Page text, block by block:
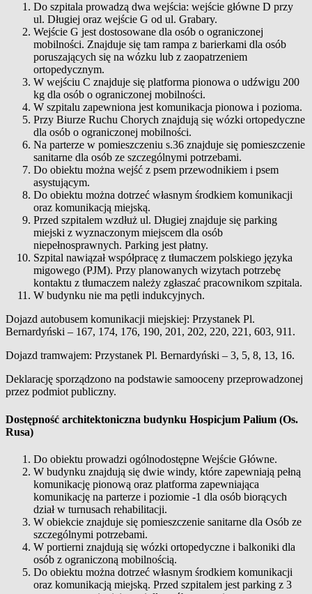
Do szpitala prowadzą dwa wejścia: wejście główne D przy
ul. Długiej oraz wejście G od ul. Grabary.
Wejście G jest dostosowane dla osób o ograniczonej
mobilności. Znajduje się tam rampa z barierkami dla osób
poruszających się na wózku lub z zaopatrzeniem
ortopedycznym.
W wejściu C znajduje się platforma pionowa o udźwigu 200
kg dla osób o ograniczonej mobilności.
W szpitalu zapewniona jest komunikacja pionowa i pozioma.
Przy Biurze Ruchu Chorych znajdują się wózki ortopedyczne
dla osób o ograniczonej mobilności.
Na parterze w pomieszczeniu s.36 znajduje się pomieszczenie
sanitarne dla osób ze szczególnymi potrzebami.
Do obiektu można wejść z psem przewodnikiem i psem
asystującym.
Do obiektu można dotrzeć własnym środkiem komunikacji
oraz komunikacją miejską.
Przed szpitalem wzdłuż ul. Długiej znajduje się parking
miejski z wyznaczonym miejscem dla osób
niepełnosprawnych. Parking jest płatny.
Szpital nawiązał współpracę z tłumaczem polskiego języka
migowego (PJM). Przy planowanych wizytach potrzebę
kontaktu z tłumaczem należy zgłaszać pracownikom szpitala.
W budynku nie ma pętli indukcyjnych.
Dojazd autobusem komunikacji miejskiej: Przystanek Pl.
Bernardyński – 167, 174, 176, 190, 201, 202, 220, 221, 603, 911.
Dojazd tramwajem: Przystanek Pl. Bernardyński – 3, 5, 8, 13, 16.
Deklarację sporządzono na podstawie samooceny przeprowadzonej
przez podmiot publiczny.
Dostępność architektoniczna budynku Hospicjum Palium (Os.
Rusa)
Do obiektu prowadzi ogólnodostępne Wejście Główne.
W budynku znajdują się dwie windy, które zapewniają pełną
komunikację pionową oraz platforma zapewniająca
komunikację na parterze i poziomie -1 dla osób biorących
dział w turnusach rehabilitacji.
W obiekcie znajduje się pomieszczenie sanitarne dla Osób ze
szczególnymi potrzebami.
W portierni znajdują się wózki ortopedyczne i balkoniki dla
osób z ograniczoną mobilnością.
Do obiektu można dotrzeć własnym środkiem komunikacji
oraz komunikacją miejską. Przed szpitalem jest parking z 3